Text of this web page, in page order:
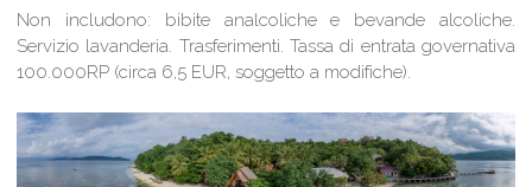
Non includono: bibite analcoliche e bevande alcoliche.
Servizio lavanderia. Trasferimenti. Tassa di entrata governativa
100.000RP (circa 6,5 EUR, soggetto a modifiche).